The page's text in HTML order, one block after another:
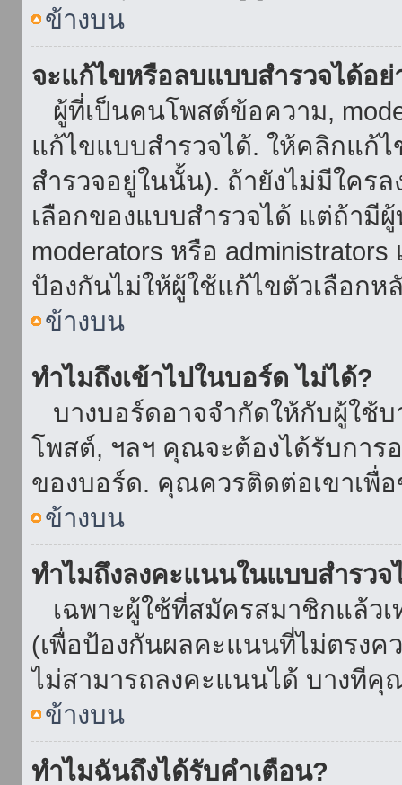
ข้างบน
จะแก้ไขหรือลบแบบสำรวจได้อย่
ผู้ที่เป็นคนโพสต์ข้อความ,
แก้ไขแบบสำรวจได้. ให้คลิกแก้
สำรวจอยู่ในนั้น). ถ้ายังไม่มีใค
เลือกของแบบสำรวจได้ แต่ถ้ามี
moderators หรือ
ป้องกันไม่ให้ผู้ใช้แก้ไขตัวเลือกห
ข้างบน
ทำไมถึงเข้าไปในบอร์ด ไม่ได้?
บางบอร์ดอาจจำกัดให้กับผู้ใช้บ
โพสต์, ฯลฯ คุณจะต้องได้รับการ
ของบอร์ด. คุณควรติดต่อเขาเพื่
ข้างบน
ทำไมถึงลงคะแนนในแบบสำรวจ
เฉพาะผู้ใช้ที่สมัครสมาชิกแล้ว
(เพื่อป้องกันผลคะแนนที่ไม่ตรง
ไม่สามารถลงคะแนนได้ บางที
ข้างบน
ทำไมฉันถึงได้รับคำเตือน?